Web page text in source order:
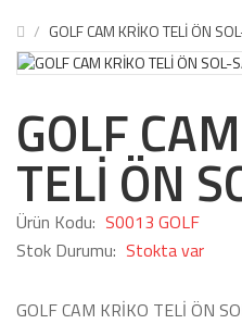
GOLF CAM KRİKO TELİ ÖN
GOLF
TELİ ÖN
Ürün Kodu: S0013 GOLF
Stok Durumu: Stokta var
GOLF CAM KRİKO TELİ ÖN